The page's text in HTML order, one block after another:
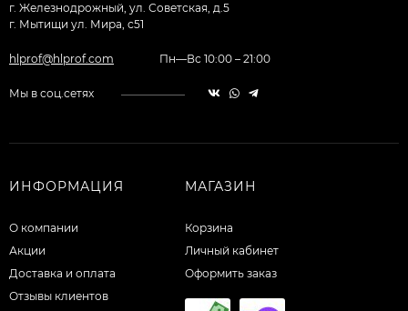
г. Железнодрожный, ул. Советская, д.5
г. Мытищи ул. Мира, с51
hlprof@hlprof.com Пн—Вс 10:00 – 21:00
Мы в соц.сетях
ИНФОРМАЦИЯ
О компании
Акции
Доставка и оплата
Отзывы клиентов
МАГАЗИН
Корзина
Личный кабинет
Оформить заказ